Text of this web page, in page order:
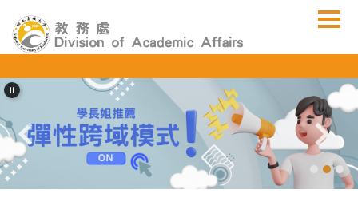
到
主
內
容